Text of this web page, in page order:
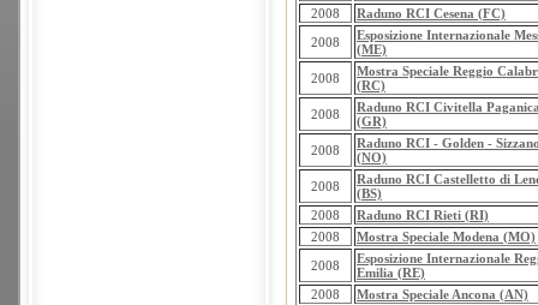
2008
Raduno RCI Cesena (FC)
2008
Esposizione Internazionale
(ME)
2008
Mostra Speciale Reggio
(RC)
2008
Raduno RCI Civitella
(GR)
2008
Raduno RCI - Golden -
(NO)
2008
Raduno RCI Castelletto di
(BS)
2008
Raduno RCI Rieti (RI)
2008
Mostra Speciale Modena (MO)
2008
Esposizione Internazionale
Emilia (RE)
2008
Mostra Speciale Ancona (AN)